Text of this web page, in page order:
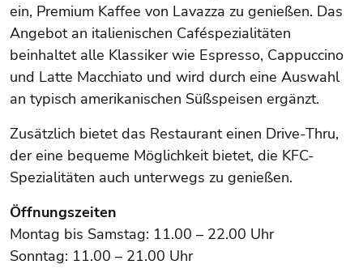
ein, Premium Kaffee von Lavazza zu genießen. Das
Angebot an italienischen Caféspezialitäten
beinhaltet alle Klassiker wie Espresso, Cappuccino
und Latte Macchiato und wird durch eine Auswahl
an typisch amerikanischen Süßspeisen ergänzt.
Zusätzlich bietet das Restaurant einen Drive-Thru,
der eine bequeme Möglichkeit bietet, die KFC-
Spezialitäten auch unterwegs zu genießen.
Öffnungszeiten
Montag bis Samstag: 11.00 – 22.00 Uhr
Sonntag: 11.00 – 21.00 Uhr